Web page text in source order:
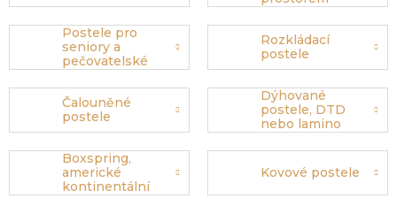
Postele pro
seniory a
pečovatelské
Rozkládací
postele
Čalouněné
postele
Dýhované
postele, DTD
nebo lamino
Boxspring,
americké
kontinentální
Kovové postele